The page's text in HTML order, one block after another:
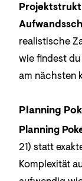
realistische
wie findest
am nächsten
Planning
Planning
21) statt
Komplexität